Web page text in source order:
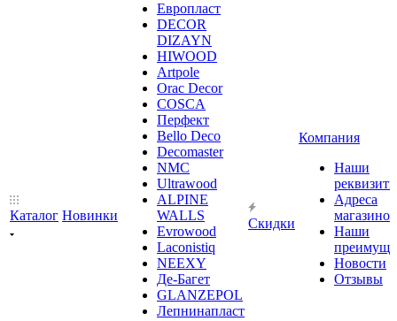
Каталог Новинки
Европласт
DECOR
DIZAYN
HIWOOD
Artpole
Orac Decor
COSCA
Перфект
Bello Deco
Decomaster
NMС
Ultrawood
ALPINE
WALLS
Evrowood
Laconistiq
NEEXY
Де-Багет
GLANZEPOL
Лепнинапласт
Скидки
Компания
Наши
Адреса
магазинов
Наши
Новости
Отзывы